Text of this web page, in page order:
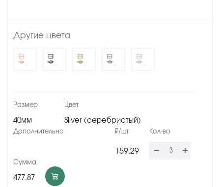
Другие цвета
40мм Silver (серебристый)
159.29
477.87